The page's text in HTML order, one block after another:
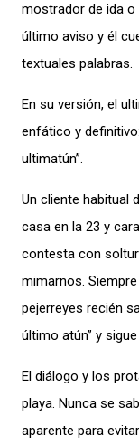
mostrador de ida o
último aviso y él
textuales palabras.
En su versión, el
enfático y
ultimatún”.
Un cliente habitual
casa en la 23 y
contesta con
mimarnos.
pejerreyes recién
último atún” y
El diálogo y los
playa. Nunca se
aparente para